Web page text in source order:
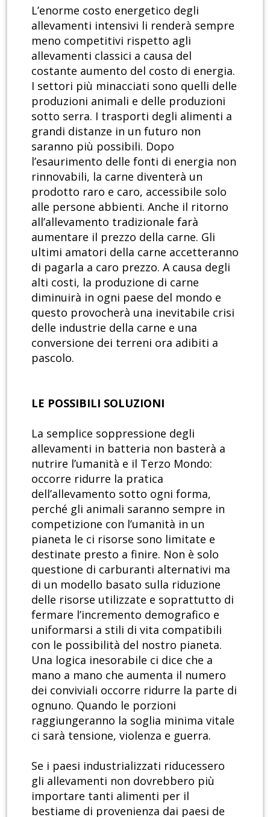
L’enorme costo energetico degli
allevamenti intensivi li renderà sempre
meno competitivi rispetto agli
allevamenti classici a causa del
costante aumento del costo di energia.
I settori più minacciati sono quelli delle
produzioni animali e delle produzioni
sotto serra. I trasporti degli alimenti a
grandi distanze in un futuro non
saranno più possibili. Dopo
l’esaurimento delle fonti di energia non
rinnovabili, la carne diventerà un
prodotto raro e caro, accessibile solo
alle persone abbienti. Anche il ritorno
all’allevamento tradizionale farà
aumentare il prezzo della carne. Gli
ultimi amatori della carne accetteranno
di pagarla a caro prezzo. A causa degli
alti costi, la produzione di carne
diminuirà in ogni paese del mondo e
questo provocherà una inevitabile crisi
delle industrie della carne e una
conversione dei terreni ora adibiti a
pascolo.
LE POSSIBILI SOLUZIONI
La semplice soppressione degli
allevamenti in batteria non basterà a
nutrire l’umanità e il Terzo Mondo:
occorre ridurre la pratica
dell’allevamento sotto ogni forma,
perché gli animali saranno sempre in
competizione con l’umanità in un
pianeta le ci risorse sono limitate e
destinate presto a finire. Non è solo
questione di carburanti alternativi ma
di un modello basato sulla riduzione
delle risorse utilizzate e soprattutto di
fermare l’incremento demografico e
uniformarsi a stili di vita compatibili
con le possibilità del nostro pianeta.
Una logica inesorabile ci dice che a
mano a mano che aumenta il numero
dei conviviali occorre ridurre la parte di
ognuno. Quando le porzioni
raggiungeranno la soglia minima vitale
ci sarà tensione, violenza e guerra.
Se i paesi industrializzati riducessero
gli allevamenti non dovrebbero più
importare tanti alimenti per il
bestiame di provenienza dai paesi de